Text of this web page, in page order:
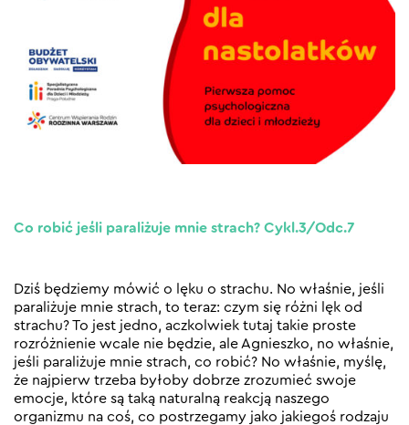
Co robić jeśli paraliżuje mnie strach? Cykl.3/Odc.7
Dziś będziemy mówić o lęku o strachu. No właśnie, jeśli
paraliżuje mnie strach, to teraz: czym się różni lęk od
strachu? To jest jedno, aczkolwiek tutaj takie proste
rozróżnienie wcale nie będzie, ale Agnieszko, no właśnie,
jeśli paraliżuje mnie strach, co robić? No właśnie, myślę,
że najpierw trzeba byłoby dobrze zrozumieć swoje
emocje, które są taką naturalną reakcją naszego
organizmu na coś, co postrzegamy jako jakiegoś rodzaju